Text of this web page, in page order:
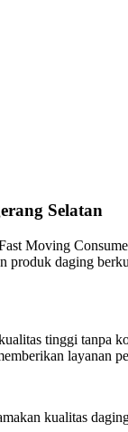
Selatan
Moving
produk daging
tinggi
layanan
kualitas